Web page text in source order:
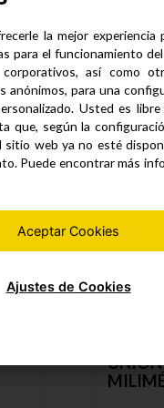
UNION
la mejor
para el funcionamiento
así como
anónimos, para una
Usted es
que, según la
web ya no esté
Puede encontrar más
Aceptar Cookies
Ajustes de Cookies